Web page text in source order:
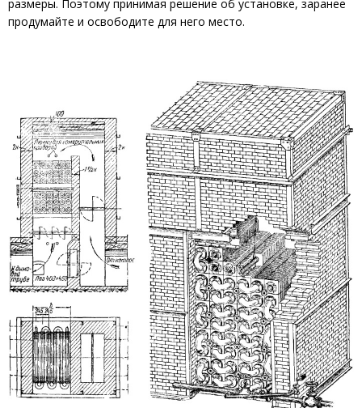
размеры. Поэтому принимая решение об установке, заранее
продумайте и освободите для него место.